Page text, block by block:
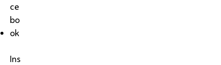
ce
bo
ok
Ins